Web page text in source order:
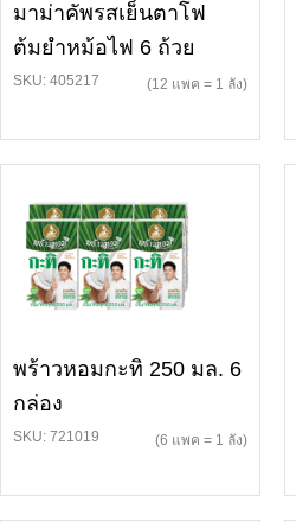
มาม่าคัพรสเย็นตาโฟ
ต้มยำหม้อไฟ 6 ถ้วย
SKU: 405217 (12 แพค = 1 ลัง)
พร้าวหอมกะทิ 250 มล. 6
กล่อง
SKU: 721019 (6 แพค = 1 ลัง)